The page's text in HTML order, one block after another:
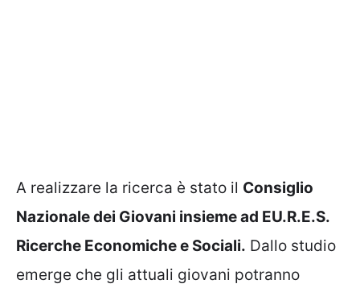
A realizzare la ricerca è stato il Consiglio
Nazionale dei Giovani insieme ad EU.R.E.S.
Ricerche Economiche e Sociali. Dallo studio
emerge che gli attuali giovani potranno